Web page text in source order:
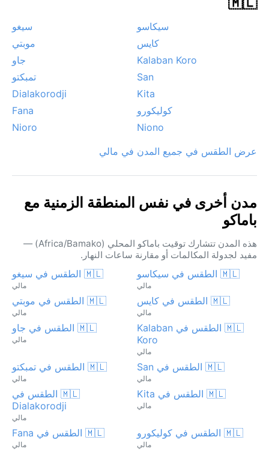
حين تخف حدة الرطوبة وتتألق الشمس دون قسوة. في هذا
الوقت، يغمر المدينة ضباب صباحي شفاف يختفي مع شروق
الشمس، بينما تهب رياح "الهارماتان" الصحراوية الجافة حاملةً
غباراً ذهبياً يضفي ألواناً برتقالية على الأفق. أما بين يناير
ومارس فترتفع درجات الحرارة مجدداً لكن دون رطوبة الصيف
الخانقة. موسم الأمطار يجلب سحراً خاصاً، إذ تتحول المدينة
إلى واحة خضراء ممطرة، لكنه يرافقه خطر فيضانات مفاجئة
في الأحياء المنخفضة، وارتفاع حاد في نسبة الرطوبة إلى ٩٠٪،
مما يجعله تحدياً للزوار المعتادين على طقس جاف.
سيكاسو
سيغو
كايس
موبتي
Kalaban Koro
جاو
San
تمبكتو
Kita
Dialakorodji
كوليكورو
Fana
Niono
Nioro
عرض الطقس في جميع المدن في مالي
مدن أخرى في نفس المنطقة الزمنية مع
باماكو
هذه المدن تتشارك توقيت باماكو المحلي (Africa/Bamako) —
مفيد لجدولة المكالمات أو مقارنة ساعات النهار.
🇲🇱 الطقس في سيكاسو
مالي
🇲🇱 الطقس في سيغو
مالي
🇲🇱 الطقس في كايس
مالي
🇲🇱 الطقس في موبتي
مالي
🇲🇱 الطقس في Kalaban
Koro
مالي
🇲🇱 الطقس في جاو
مالي
🇲🇱 الطقس في San
مالي
🇲🇱 الطقس في تمبكتو
مالي
🇲🇱 الطقس في Kita
مالي
🇲🇱 الطقس في
Dialakorodji
مالي
🇲🇱 الطقس في كوليكورو
مالي
🇲🇱 الطقس في Fana
مالي